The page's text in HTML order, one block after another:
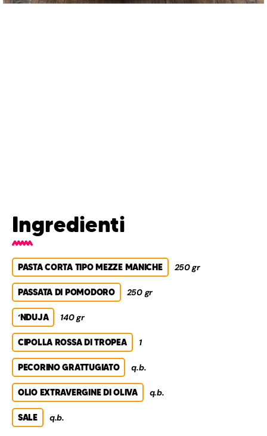
Ingredienti
PASTA CORTA TIPO MEZZE MANICHE 250 gr
PASSATA DI POMODORO 250 gr
‘NDUJA 140 gr
CIPOLLA ROSSA DI TROPEA 1
PECORINO GRATTUGIATO q.b.
OLIO EXTRAVERGINE DI OLIVA q.b.
SALE q.b.